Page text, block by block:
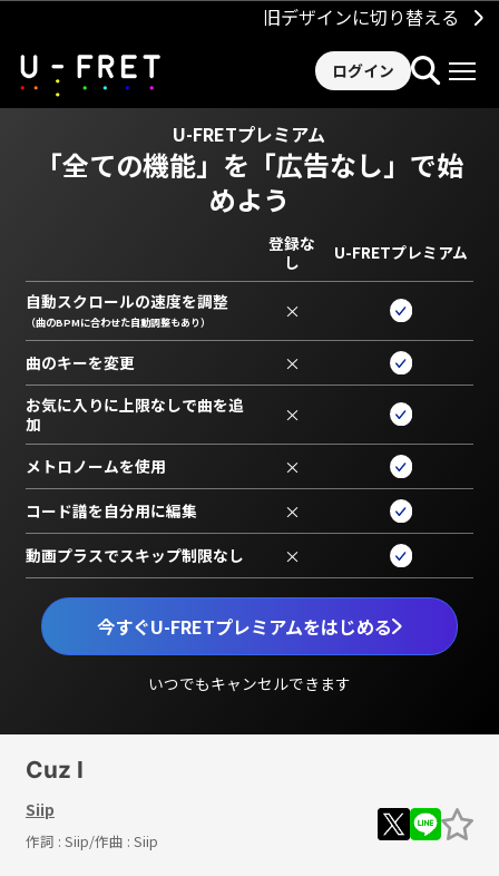
旧デザインに切り替える
ログイン
U-FRETプレミアム
「全ての機能」を 「広告なし」で始
めよう
今すぐU-FRETプレミアムをはじめる
いつでもキャンセルできます
登録な
し
U-FRETプレミアム
自動スクロールの速度を調整
（曲のBPMに合わせた自動調整もあり） ×
曲のキーを変更 ×
お気に入りに上限なしで曲を追
加
×
メトロノームを使用 ×
コード譜を自分用に編集 ×
動画プラスでスキップ制限なし ×
Cuz I
Siip
作詞 : Siip/作曲 : Siip